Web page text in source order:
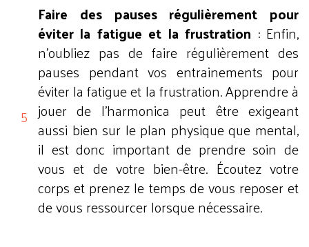
Faire des pauses régulièrement pour
éviter la fatigue et la frustration : Enfin,
n'oubliez pas de faire régulièrement des
pauses pendant vos entrainements pour
éviter la fatigue et la frustration. Apprendre à
jouer de l'harmonica peut être exigeant
aussi bien sur le plan physique que mental,
il est donc important de prendre soin de
vous et de votre bien-être. Écoutez votre
corps et prenez le temps de vous reposer et
de vous ressourcer lorsque nécessaire.